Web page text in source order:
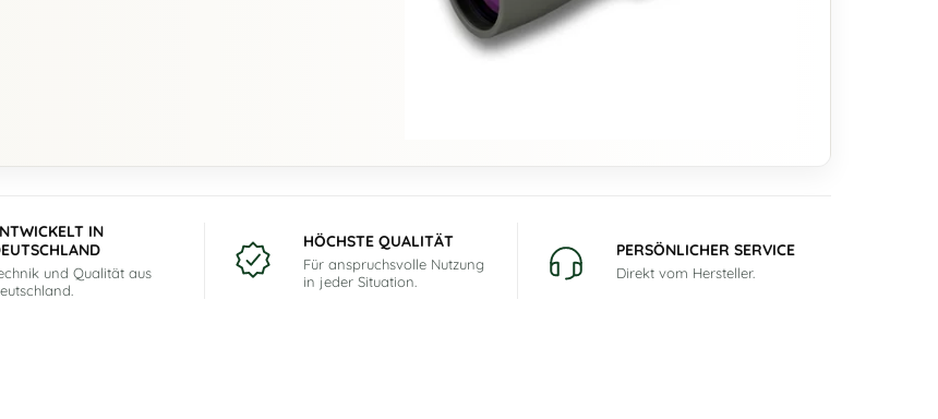
IN
und Qualität aus
HÖCHSTE QUALITÄT
Für anspruchsvolle Nutzung
in jeder Situation.
PERSÖNLICHER SERVICE
Direkt vom Hersteller.